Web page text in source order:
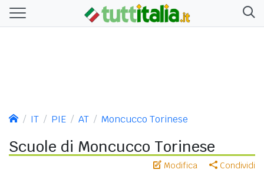
IT PIE AT Moncucco Torinese
Scuole di Moncucco Torinese
Modifica Condividi